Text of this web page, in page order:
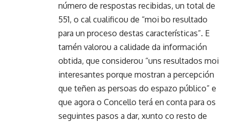
número de respostas recibidas, un total de
551, o cal cualificou de “moi bo resultado
para un proceso destas características”. E
tamén valorou a calidade da información
obtida, que considerou “uns resultados moi
interesantes porque mostran a percepción
que teñen as persoas do espazo público” e
que agora o Concello terá en conta para os
seguintes pasos a dar, xunto co resto de